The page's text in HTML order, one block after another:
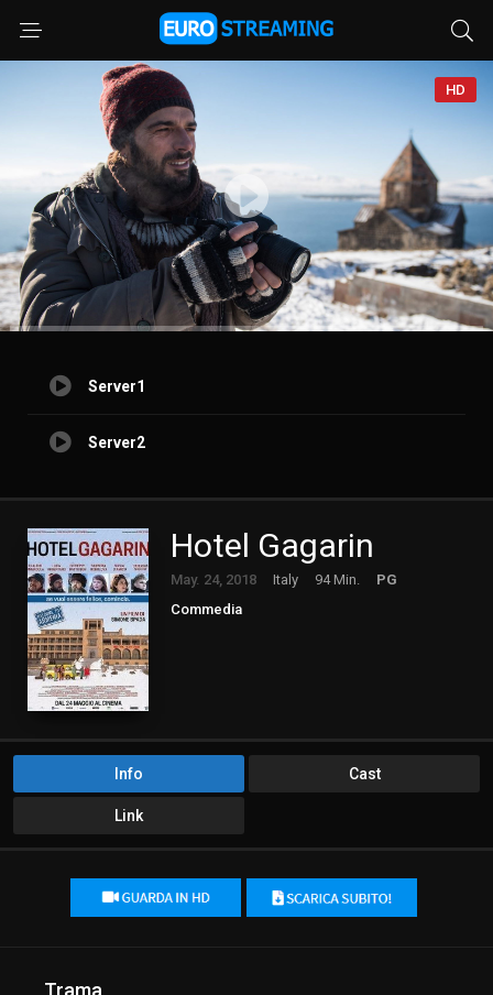
HD
Server1
Server2
Hotel Gagarin
May. 24, 2018 Italy 94 Min.
PG
Commedia
Info Cast
Link
Trama